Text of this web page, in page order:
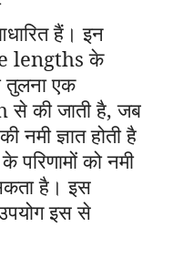
हैं। इन
lengths के
एक
की जाती है, जब
ज्ञात होती है
को नमी
है। इस
इस से